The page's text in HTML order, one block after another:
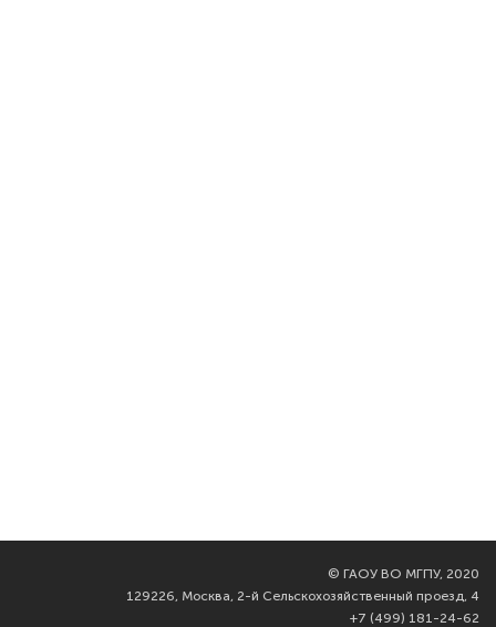
© ГАОУ ВО МГПУ, 2020
129226, Москва, 2-й Сельскохозяйственный проезд, 4
+7 (499) 181-24-62